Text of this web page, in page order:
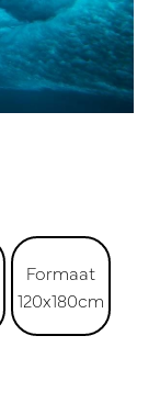
Formaat
120x180cm